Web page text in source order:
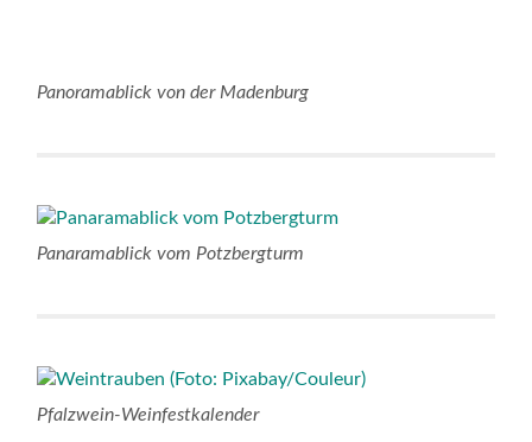
Panoramablick von der Madenburg
Panaramablick vom Potzbergturm
Pfalzwein-Weinfestkalender